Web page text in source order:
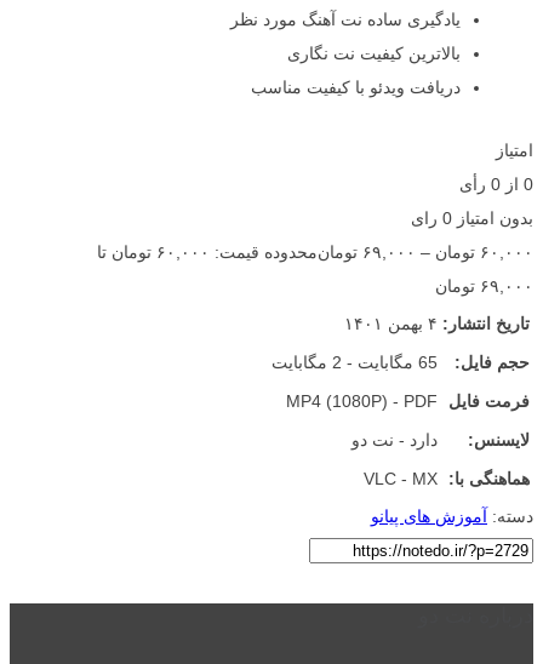
یادگیری ساده نت آهنگ مورد نظر
بالاترین کیفیت نت نگاری
دریافت ویدئو با کیفیت مناسب
امتیاز
0 از 0 رأی
بدون امتیاز 0 رای
۶۰,۰۰۰ تومان – ۶۹,۰۰۰ تومان
محدوده قیمت: ۶۰,۰۰۰ تومان تا
۶۹,۰۰۰ تومان
تاریخ انتشار: ۴ بهمن ۱۴۰۱
حجم فایل:
65 مگابایت - 2 مگابایت
فرمت فایل
MP4 (1080P) - PDF
لایسنس:
دارد - نت دو
هماهنگی با:
VLC - MX
دسته: آموزش های پیانو